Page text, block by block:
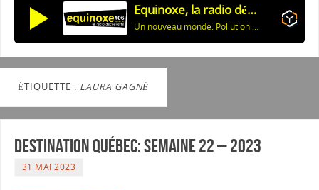
Equinoxe, la radio découverte
Un nouveau monde: Pollution et énergie des maisons
ÉTIQUETTE : LAURA GAGNÉ
Destination Québec: Semaine 22 – 2023
31 MAI 2023